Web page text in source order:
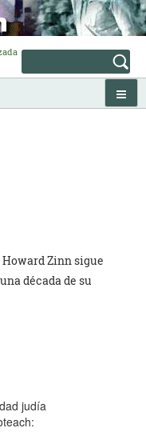
Zinn sigue
década de su
judía